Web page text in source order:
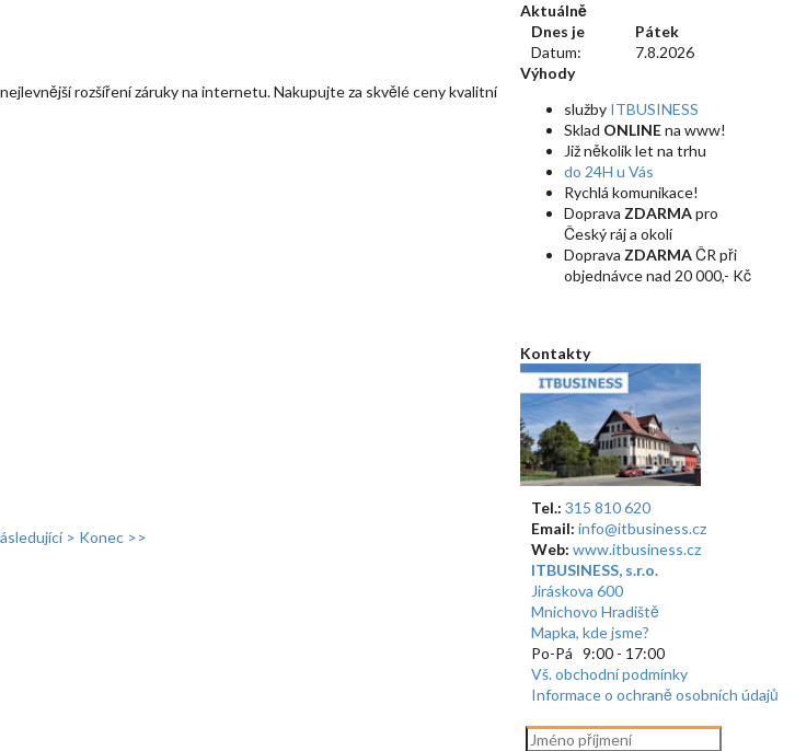
rozšíření záruky na internetu. Nakupujte za skvělé ceny kvalitní
> Konec >>
Aktuálně
Dnes je
Pátek
Datum:
7.8.2026
Výhody
služby ITBUSINESS
Sklad ONLINEna www!
Již několik let na trhu
do 24H u Vás
Rychlá komunikace!
Doprava ZDARMApro
Český ráj a okolí
Doprava ZDARMAČR při
objednávce nad 20 000,- Kč
Kontakty
Tel.: 315 810 620
Email: info@itbusiness.cz
Web: www.itbusiness.cz
ITBUSINESS, s.r.o.
Jiráskova 600
Mnichovo Hradiště
Mapka, kde jsme?
Po-Pá 9:00 - 17:00
Vš. obchodní podmínky
Informace o ochraně osobních údajů